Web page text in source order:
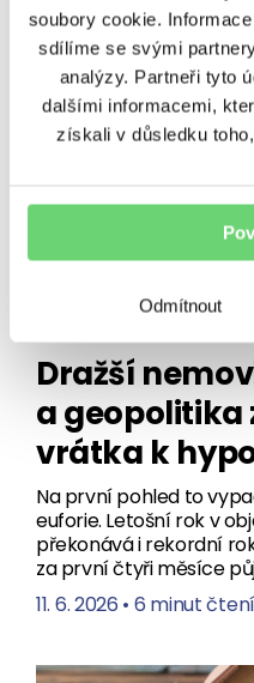
soubory cookie.
sdílíme se svými
analýzy. Partneři tyto
dalšími informacemi,
získali v důsledku
Odmítnout
Dražší
a
vrátka k
Na první pohled to
euforie. Letošní rok v
překonává i rekordní
za první čtyři měsíce
11. 6. 2026 • 6 minut čtení